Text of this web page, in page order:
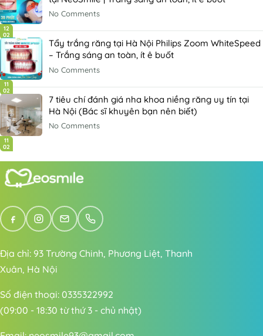
12
02
No Comments
11
02
Tẩy trắng răng tại Hà Nội Philips Zoom WhiteSpeed
– Trắng sáng an toàn, ít ê buốt
No Comments
11
02
7 tiêu chí đánh giá nha khoa niềng răng uy tín tại
Hà Nội (Bác sĩ khuyên bạn nên biết)
No Comments
Địa chỉ: 93 Trường Chinh, Phương Liệt, Thanh
Xuân, Hà Nội
Số điện thoại: 0335322992
(09:00 - 18:30 từ thứ 3 - chủ nhật)